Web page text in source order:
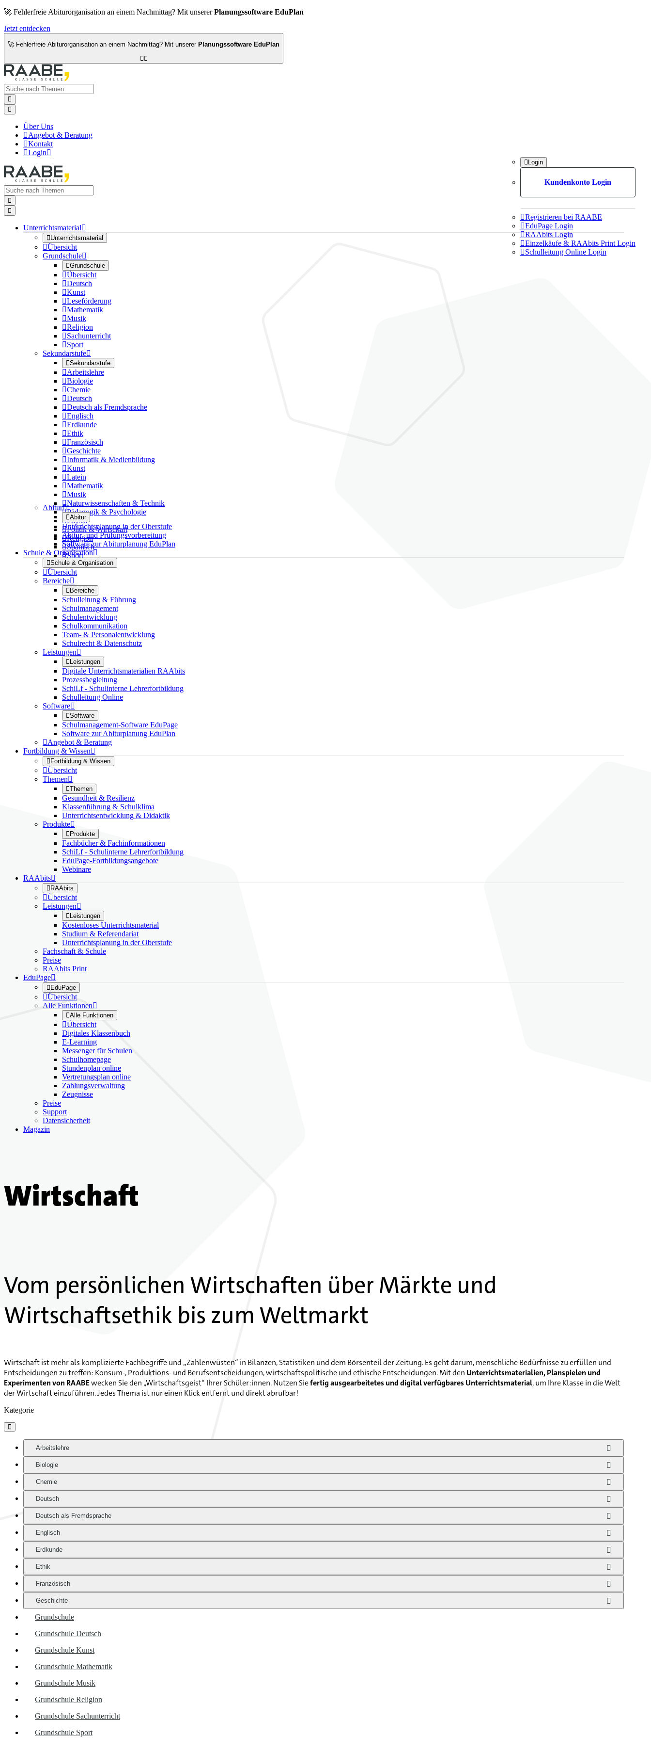
🚀 Fehlerfreie Abiturorganisation an einem Nachmittag? Mit unsererPlanungssoftware EduPlan
Jetzt entdecken
🚀 Fehlerfreie Abiturorganisation an einem Nachmittag? Mit unserer Planungssoftware EduPlan



Über Uns
Angebot & Beratung
Kontakt
Login
Login
Kundenkonto Login
Registrieren bei RAABE
EduPage Login
RAAbits Login
Einzelkäufe & RAAbits Print Login
Schulleitung Online Login


Unterrichtsmaterial
Unterrichtsmaterial
Übersicht
Grundschule
Grundschule
Übersicht
Deutsch
Kunst
Leseförderung
Mathematik
Musik
Religion
Sachunterricht
Sport
Sekundarstufe
Sekundarstufe
Arbeitslehre
Biologie
Chemie
Deutsch
Deutsch als Fremdsprache
Englisch
Erdkunde
Ethik
Französisch
Geschichte
Informatik & Medienbildung
Kunst
Latein
Mathematik
Musik
Naturwissenschaften & Technik
Pädagogik & Psychologie
Physik
Politik & Wirtschaft
Religion
Spanisch
Sport
Abitur
Abitur
Unterrichtsplanung in der Oberstufe
Abitur- und Prüfungsvorbereitung
Software zur Abiturplanung EduPlan
Schule & Organisation
Schule & Organisation
Übersicht
Bereiche
Bereiche
Schulleitung & Führung
Schulmanagement
Schulentwicklung
Schulkommunikation
Team- & Personalentwicklung
Schulrecht & Datenschutz
Leistungen
Leistungen
Digitale Unterrichtsmaterialien RAAbits
Prozessbegleitung
SchiLf - Schulinterne Lehrerfortbildung
Schulleitung Online
Software
Software
Schulmanagement-Software EduPage
Software zur Abiturplanung EduPlan
Angebot & Beratung
Fortbildung & Wissen
Fortbildung & Wissen
Übersicht
Themen
Themen
Gesundheit & Resilienz
Klassenführung & Schulklima
Unterrichtsentwicklung & Didaktik
Produkte
Produkte
Fachbücher & Fachinformationen
SchiLf - Schulinterne Lehrerfortbildung
EduPage-Fortbildungsangebote
Webinare
RAAbits
RAAbits
Übersicht
Leistungen
Leistungen
Kostenloses Unterrichtsmaterial
Studium & Referendariat
Unterrichtsplanung in der Oberstufe
Fachschaft & Schule
Preise
RAAbits Print
EduPage
EduPage
Übersicht
Alle Funktionen
Alle Funktionen
Übersicht
Digitales Klassenbuch
E-Learning
Messenger für Schulen
Schulhomepage
Stundenplan online
Vertretungsplan online
Zahlungsverwaltung
Zeugnisse
Preise
Support
Datensicherheit
Magazin
Wirtschaft
Vom persönlichen Wirtschaften über Märkte und
Wirtschaftsethik bis zum Weltmarkt
Wirtschaft ist mehr als komplizierte Fachbegriffe und „Zahlenwüsten“ in Bilanzen, Statistiken und dem Börsenteil der Zeitung. Es geht darum, menschliche Bedürfnisse zu erfüllen und
Entscheidungen zu treffen: Konsum-, Produktions- und Berufsentscheidungen, wirtschaftspolitische und ethische Entscheidungen. Mit den Unterrichtsmaterialien, Planspielen und
Experimenten von RAABEwecken Sie den „Wirtschaftsgeist“ Ihrer Schüler:innen. Nutzen Siefertig ausgearbeitetes und digital verfügbares Unterrichtsmaterial, um Ihre Klasse in die Welt
der Wirtschaft einzuführen. Jedes Thema ist nur einen Klick entfernt und direkt abrufbar!
Kategorie

Arbeitslehre
Biologie
Chemie
Deutsch
Deutsch als Fremdsprache
Englisch
Erdkunde
Ethik
Französisch
Geschichte
Grundschule
Grundschule Deutsch
Grundschule Kunst
Grundschule Mathematik
Grundschule Musik
Grundschule Religion
Grundschule Sachunterricht
Grundschule Sport